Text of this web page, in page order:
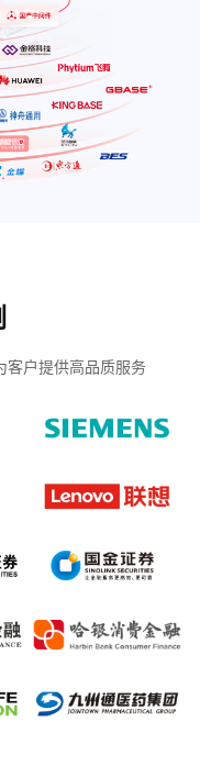
客户提供高品质服务